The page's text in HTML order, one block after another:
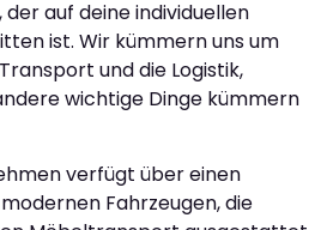
auf deine individuellen
ist. Wir kümmern uns um
und die Logistik,
wichtige Dinge kümmern
verfügt über einen
Fahrzeugen, die